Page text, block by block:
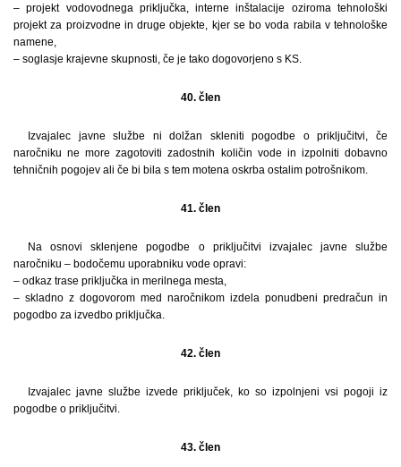
– projekt vodovodnega priključka, interne inštalacije oziroma tehnološki
projekt za proizvodne in druge objekte, kjer se bo voda rabila v tehnološke
namene,
– soglasje krajevne skupnosti, če je tako dogovorjeno s KS.
40. člen
Izvajalec javne službe ni dolžan skleniti pogodbe o priključitvi, če
naročniku ne more zagotoviti zadostnih količin vode in izpolniti dobavno
tehničnih pogojev ali če bi bila s tem motena oskrba ostalim potrošnikom.
41. člen
Na osnovi sklenjene pogodbe o priključitvi izvajalec javne službe
naročniku – bodočemu uporabniku vode opravi:
– odkaz trase priključka in merilnega mesta,
– skladno z dogovorom med naročnikom izdela ponudbeni predračun in
pogodbo za izvedbo priključka.
42. člen
Izvajalec javne službe izvede priključek, ko so izpolnjeni vsi pogoji iz
pogodbe o priključitvi.
43. člen